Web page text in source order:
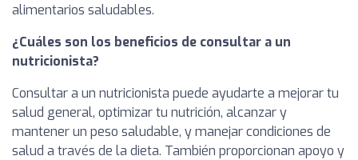
alimentarios saludables.
¿Cuáles son los beneficios de consultar a un
nutricionista?
Consultar a un nutricionista puede ayudarte a mejorar tu
salud general, optimizar tu nutrición, alcanzar y
mantener un peso saludable, y manejar condiciones de
salud a través de la dieta. También proporcionan apoyo y